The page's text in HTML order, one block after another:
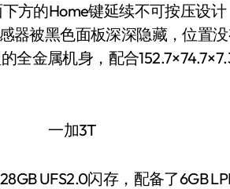
的Home键延续不可按压设计
器被黑色面板深深隐藏，位置
全金属机身，配合
UFS2.0闪存，配备了6GB